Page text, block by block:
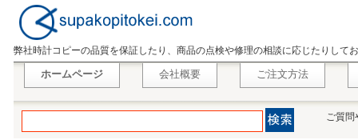
弊社時計コピーの品質を保証したり、商品の点検や修理の相談に応じたりして
ホームページ 会社概要 ご注文方法
ご質問